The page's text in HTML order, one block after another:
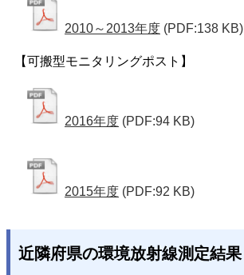
2010～2013年度 (PDF:138 KB)
【可搬型モニタリングポスト】
2016年度 (PDF:94 KB)
2015年度 (PDF:92 KB)
近隣府県の環境放射線測定結果